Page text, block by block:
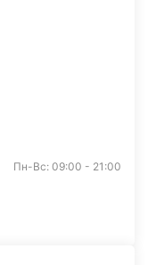
Пн-Вс: 09:00 - 21:00